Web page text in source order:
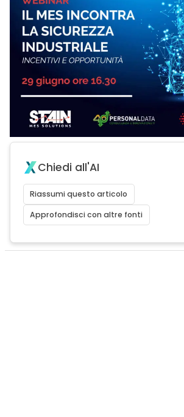
Chiedi all'AI
Riassumi questo articolo
Approfondisci con altre fonti